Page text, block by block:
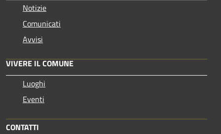
Notizie
Comunicati
Avvisi
VIVERE IL COMUNE
Luoghi
Eventi
CONTATTI